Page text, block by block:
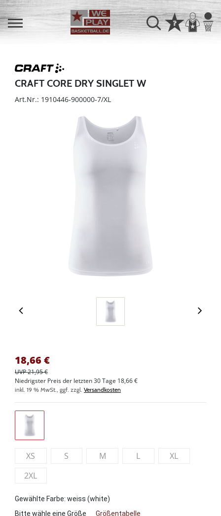
CRAFT CORE DRY SINGLET W
Art.Nr.: 1910446-900000-7/XL
18,66 €
UVP 21,95 €
Niedrigster Preis der letzten 30 Tage 18,66 €
inkl. 19 % MwSt., ggf. zzgl. Versandkosten
XS S M L
XL
2XL
Gewählte Farbe: weiss (white)
Bitte wähle eine Größe
Größentabelle